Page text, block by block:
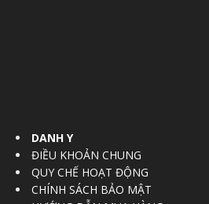
DANH Y
ĐIỀU KHOẢN CHUNG
QUY CHẾ HOẠT ĐỘNG
CHÍNH SÁCH BẢO MẬT